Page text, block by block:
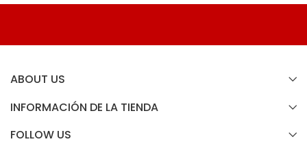
ABOUT US
INFORMACIÓN DE LA TIENDA
FOLLOW US